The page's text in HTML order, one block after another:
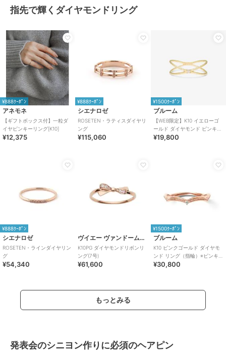
指先で輝くダイヤモンドリング
¥888ｸｰﾎﾟﾝ
アネモネ
【ギフトボックス付】一粒ダ
イヤピンキーリング[K10]
¥12,375
¥888ｸｰﾎﾟﾝ
シエナロゼ
ROSETEN・ラティスダイヤリ
ング
¥115,060
¥1500ｸｰﾎﾟﾝ
ブルーム
【WEB限定】K10 イエローゴ
ールド ダイヤモンド ピンキー
リング（指輪）
¥19,800
¥888ｸｰﾎﾟﾝ
シエナロゼ
ROSETEN・ラインダイヤリン
グ
¥54,340
ヴイエー ヴァンドーム青山
K10PG ダイヤモンドリボンリ
ング(7号)
¥61,600
¥1500ｸｰﾎﾟﾝ
ブルーム
K10 ピンクゴールド ダイヤモ
ンド リング（指輪）※ピンキー
サイズあり
¥30,800
もっとみる
発表会のシニヨン作りに必須のヘアピン